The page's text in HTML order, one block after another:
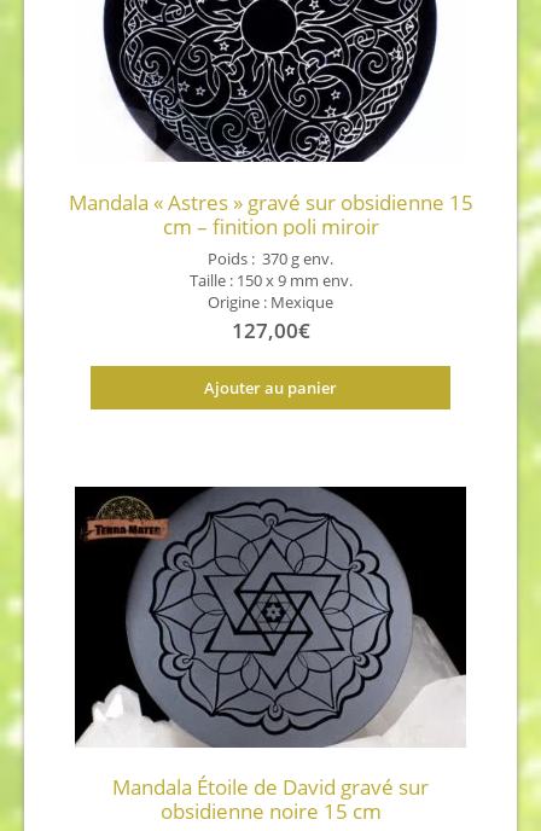
Mandala « Astres » gravé sur obsidienne 15
cm – finition poli miroir
Poids : 370 g env.
Taille : 150 x 9 mm env.
Origine : Mexique
127,00€
Ajouter au panier
Mandala Étoile de David gravé sur
obsidienne noire 15 cm